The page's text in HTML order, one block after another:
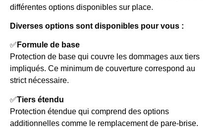
différentes options disponibles sur place.
Diverses options sont disponibles pour vous :
✅ Formule de base
Protection de base qui couvre les dommages aux tiers
impliqués. Ce minimum de couverture correspond au
strict nécessaire.
✅Tiers étendu
Protection étendue qui comprend des options
additionnelles comme le remplacement de pare-brise.